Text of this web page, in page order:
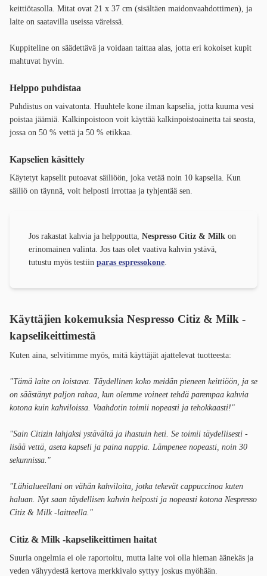
keittiötasolla. Mitat ovat 21 x 37 cm (sisältäen maidonvaahdottimen), ja
laite on saatavilla useissa väreissä.
Kuppiteline on säädettävä ja voidaan taittaa alas, jotta eri kokoiset kupit
mahtuvat hyvin.
Helppo puhdistaa
Puhdistus on vaivatonta. Huuhtele kone ilman kapselia, jotta kuuma vesi
poistaa jäämiä. Kalkinpoistoon voit käyttää kalkinpoistoainetta tai seosta,
jossa on 50 % vettä ja 50 % etikkaa.
Kapselien käsittely
Käytetyt kapselit putoavat säiliöön, joka vetää noin 10 kapselia. Kun
säiliö on täynnä, voit helposti irrottaa ja tyhjentää sen.
Jos rakastat kahvia ja helppoutta, Nespresso Citiz & Milk on
erinomainen valinta. Jos taas olet vaativa kahvin ystävä,
tutustu myös testiin paras espressokone
Käyttäjien kokemuksia Nespresso Citiz & Milk -
kapselikeittimestä
Kuten aina, selvitimme myös, mitä käyttäjät ajattelevat tuotteesta:
"Tämä laite on loistava. Täydellinen koko meidän pieneen keittiöön, ja se
on säästänyt paljon rahaa, kun olemme voineet tehdä parempaa kahvia
kotona kuin kahviloissa. Vaahdotin toimii nopeasti ja tehokkaasti!"
"Sain Citizin lahjaksi ystävältä ja ihastuin heti. Se toimii täydellisesti -
lisää vettä, aseta kapseli ja paina nappia. Lämpenee nopeasti, noin 30
sekunnissa."
"Lähialueellani on vähän kahviloita, jotka tekevät cappuccinoa kuten
haluan. Nyt saan täydellisen kahvin helposti ja nopeasti kotona Nespresso
Citiz & Milk -laitteella."
Citiz & Milk -kapselikeittimen haitat
Suuria ongelmia ei ole raportoitu, mutta laite voi olla hieman äänekäs ja
veden vähyydestä kertova merkkivalo syttyy joskus myöhään.